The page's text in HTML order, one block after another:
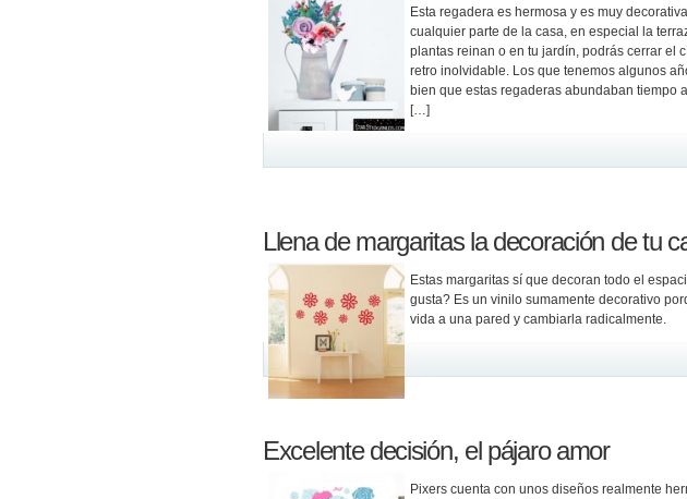
Esta regadera es hermosa y es muy
cualquier parte de la casa, en especial la
plantas reinan o en tu jardín, podrás cerrar el
retro inolvidable. Los que tenemos algunos
bien que estas regaderas abundaban tiempo
[…]
Llena de margaritas la decoración de tu
Estas margaritas sí que decoran todo el
gusta? Es un vinilo sumamente decorativo
vida a una pared y cambiarla radicalmente.
Excelente decisión, el pájaro amor
Pixers cuenta con unos diseños realmente